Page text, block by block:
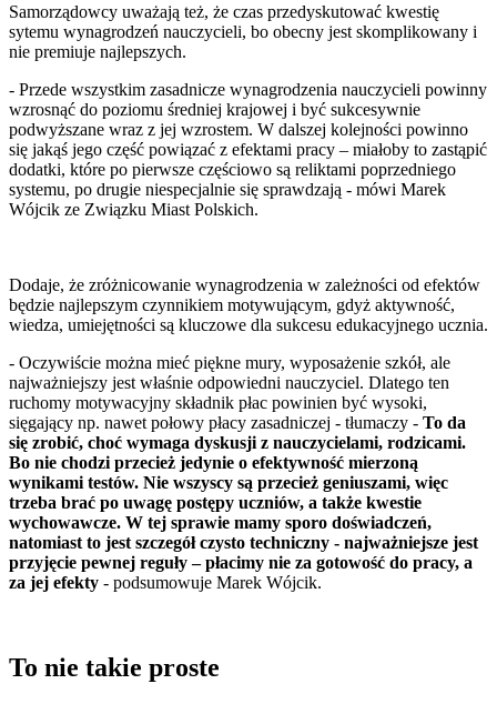
Samorządowcy uważają też, że czas przedyskutować kwestię
sytemu wynagrodzeń nauczycieli, bo obecny jest skomplikowany i
nie premiuje najlepszych.
- Przede wszystkim zasadnicze wynagrodzenia nauczycieli powinny
wzrosnąć do poziomu średniej krajowej i być sukcesywnie
podwyższane wraz z jej wzrostem. W dalszej kolejności powinno
się jakąś jego część powiązać z efektami pracy – miałoby to zastąpić
dodatki, które po pierwsze częściowo są reliktami poprzedniego
systemu, po drugie niespecjalnie się sprawdzają - mówi Marek
Wójcik ze Związku Miast Polskich.
Dodaje, że zróżnicowanie wynagrodzenia w zależności od efektów
będzie najlepszym czynnikiem motywującym, gdyż aktywność,
wiedza, umiejętności są kluczowe dla sukcesu edukacyjnego ucznia.
- Oczywiście można mieć piękne mury, wyposażenie szkół, ale
najważniejszy jest właśnie odpowiedni nauczyciel. Dlatego ten
ruchomy motywacyjny składnik płac powinien być wysoki,
sięgający np. nawet połowy płacy zasadniczej - tłumaczy - To da
się zrobić, choć wymaga dyskusji z nauczycielami, rodzicami.
Bo nie chodzi przecież jedynie o efektywność mierzoną
wynikami testów. Nie wszyscy są przecież geniuszami, więc
trzeba brać po uwagę postępy uczniów, a także kwestie
wychowawcze. W tej sprawie mamy sporo doświadczeń,
natomiast to jest szczegół czysto techniczny - najważniejsze jest
przyjęcie pewnej reguły – płacimy nie za gotowość do pracy, a
za jej efekty - podsumowuje Marek Wójcik.
To nie takie proste